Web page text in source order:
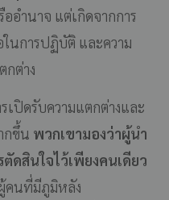
ออำนาจ แต่เกิดจากการ
ในการปฏิบัติ และความ
ต่าง
ปิดรับความแตกต่างและ
กขึ้น พวกเขามองว่าผู้นำ
ดสินใจไว้เพียงคนเดียว
คนที่มีภูมิหลัง